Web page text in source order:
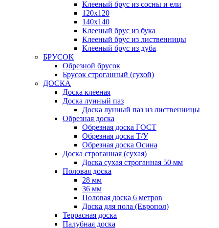
Клееный брус из сосны и ели
120х120
140х140
Клееный брус из бука
Клееный брус из лиственницы
Клееный брус из дуба
БРУСОК
Обрезной брусок
Брусок строганный (сухой)
ДОСКА
Доска клееная
Доска лунный паз
Доска лунный паз из лиственницы
Обрезная доска
Обрезная доска ГОСТ
Обрезная доска Т/У
Обрезная доска Осина
Доска строганная (сухая)
Доска сухая строганная 50 мм
Половая доска
28 мм
36 мм
Половая доска 6 метров
Доска для пола (Европол)
Террасная доска
Палубная доска